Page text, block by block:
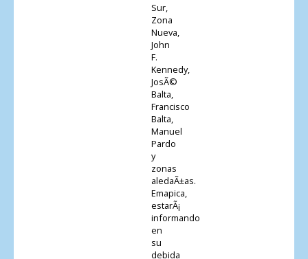
Sur,
Zona
Nueva,
John
F.
Kennedy,
JosÃ©
Balta,
Francisco
Balta,
Manuel
Pardo
y
zonas
aledaÃ±as.
Emapica,
estarÃ¡
informando
en
su
debida